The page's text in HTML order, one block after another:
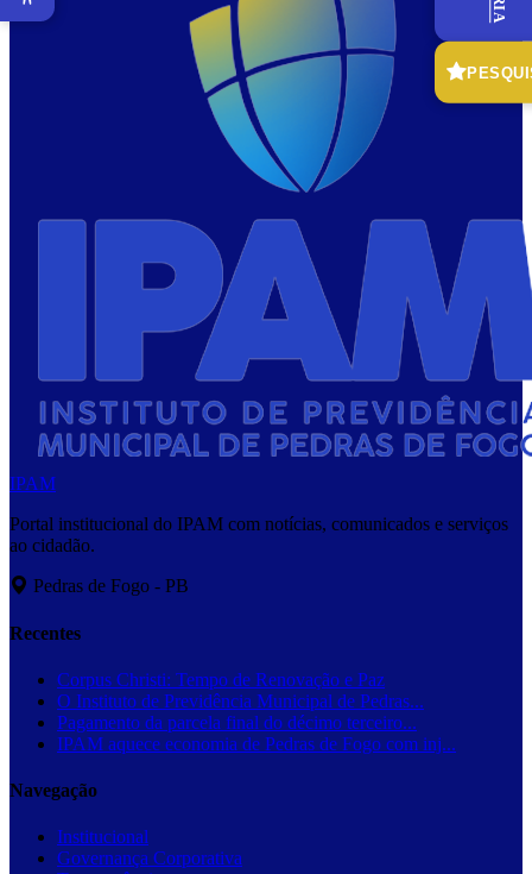
IPAM
Portal institucional do IPAM com notícias, comunicados e serviços
ao cidadão.
Pedras de Fogo - PB
Recentes
Corpus Christi: Tempo de Renovação e Paz
O Instituto de Previdência Municipal de Pedras...
Pagamento da parcela final do décimo terceiro...
IPAM aquece economia de Pedras de Fogo com inj...
Navegação
Institucional
Governança Corporativa